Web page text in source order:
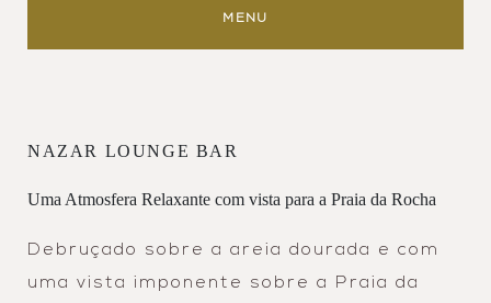
MENU
NAZAR LOUNGE BAR
Uma Atmosfera Relaxante com vista para a Praia da Rocha
Debruçado sobre a areia dourada e com
uma vista imponente sobre a Praia da